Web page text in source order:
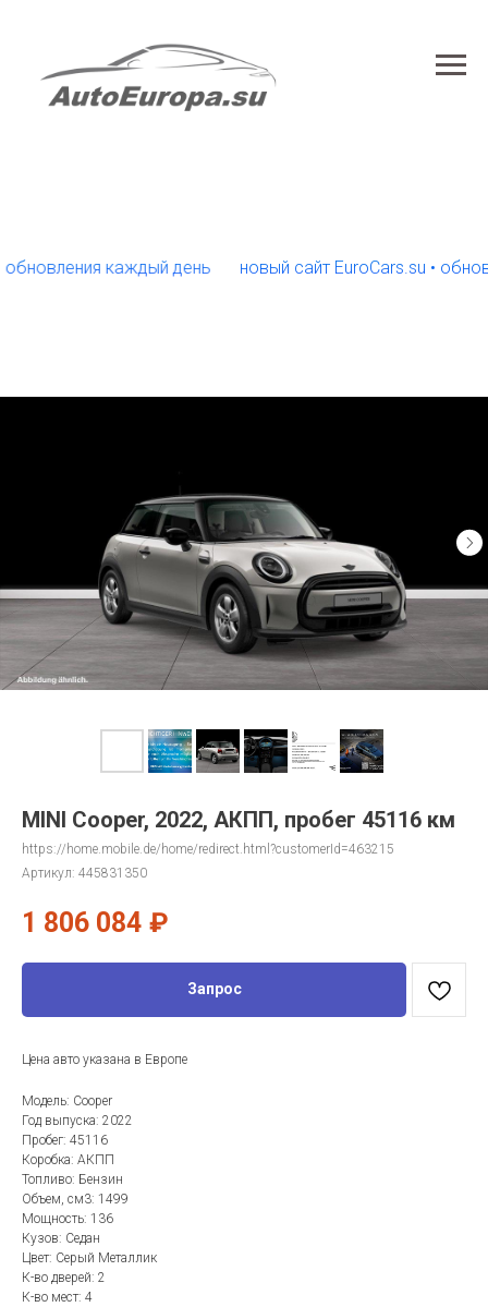
каждый день новый сайт EuroCars.su •
MINI Cooper, 2022, АКПП, пробег 45116 км
https://home.mobile.de/home/redirect.html?customerId=463215
Артикул: 445831350
1 806 084 ₽
Запрос
Цена авто указана в Европе
Модель: Cooper
Год выпуска: 2022
Пробег: 45116
Коробка: АКПП
Топливо: Бензин
Объем, см3: 1499
Мощность: 136
Кузов: Седан
Цвет: Серый Металлик
К-во дверей: 2
К-во мест: 4